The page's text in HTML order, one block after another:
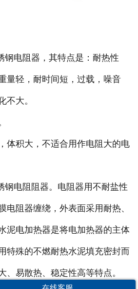
电阻器，其特点是：耐热性
量轻，耐时间短，过载，噪音
不大。
积大，不适合用作电阻大的电
电阻阻器。电阻器用不耐盐性
电阻器缠绕，外表面采用耐热、
泥电加热器是将电加热器的主体
特殊的不燃耐热水泥填充密封而
、易散热、稳定性高等特点。